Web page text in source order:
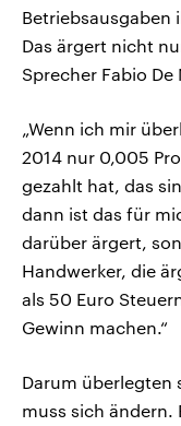
Betriebsausgaben
Das ärgert nicht
Sprecher Fabio De
„Wenn ich mir
2014 nur 0,005
gezahlt hat, das
dann ist das für
darüber ärgert,
Handwerker, die
als 50 Euro
Gewinn machen.“
Darum überlegten
muss sich ändern.